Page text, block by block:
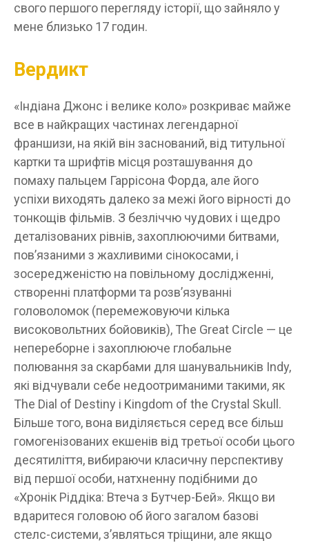
свого першого перегляду історії, що зайняло у
мене близько 17 годин.
Вердикт
«Індіана Джонс і велике коло» розкриває майже
все в найкращих частинах легендарної
франшизи, на якій він заснований, від титульної
картки та шрифтів місця розташування до
помаху пальцем Гаррісона Форда, але його
успіхи виходять далеко за межі його вірності до
тонкощів фільмів. З безліччю чудових і щедро
деталізованих рівнів, захоплюючими битвами,
пов’язаними з жахливими сінокосами, і
зосередженістю на повільному дослідженні,
створенні платформи та розв’язуванні
головоломок (перемежовуючи кілька
високовольтних бойовиків), The Great Circle — це
непереборне і захоплююче глобальне
полювання за скарбами для шанувальників Indy,
які відчували себе недоотриманими такими, як
The Dial of Destiny і Kingdom of the Crystal Skull.
Більше того, вона виділяється серед все більш
гомогенізованих екшенів від третьої особи цього
десятиліття, вибираючи класичну перспективу
від першої особи, натхненну подібними до
«Хронік Ріддіка: Втеча з Бутчер-Бей». Якщо ви
вдаритеся головою об його загалом базові
стелс-системи, з’являться тріщини, але якщо